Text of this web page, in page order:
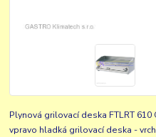
Plynová grilovací deska FTLRT
vpravo hladká grilovací deska -